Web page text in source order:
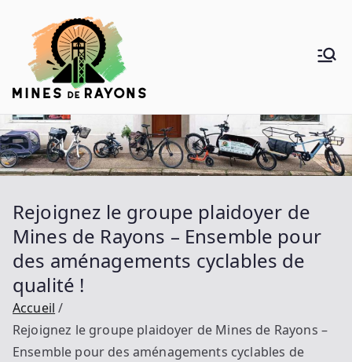
contenu
Rayons
Rejoignez le groupe plaidoyer de
Mines de Rayons – Ensemble pour
des aménagements cyclables de
qualité !
Accueil
Rejoignez le groupe plaidoyer de Mines de Rayons –
Ensemble pour des aménagements cyclables de